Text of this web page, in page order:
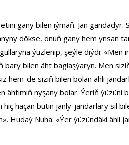
gany bilen iýmäň. Jan gandadyr.
dökse, onuň gany hem ynsan
ýüzlenip, şeýle diýdi: «Men
bary bilen äht baglaşýaryn. Men
hem-de siziň bilen bolan ähli
ähtimiň nyşany bolar. Ýeriň ýüzüni
haçan bütin janly-jandarlary sil
Hudaý Nuha: «Ýer ýüzündäki ähli